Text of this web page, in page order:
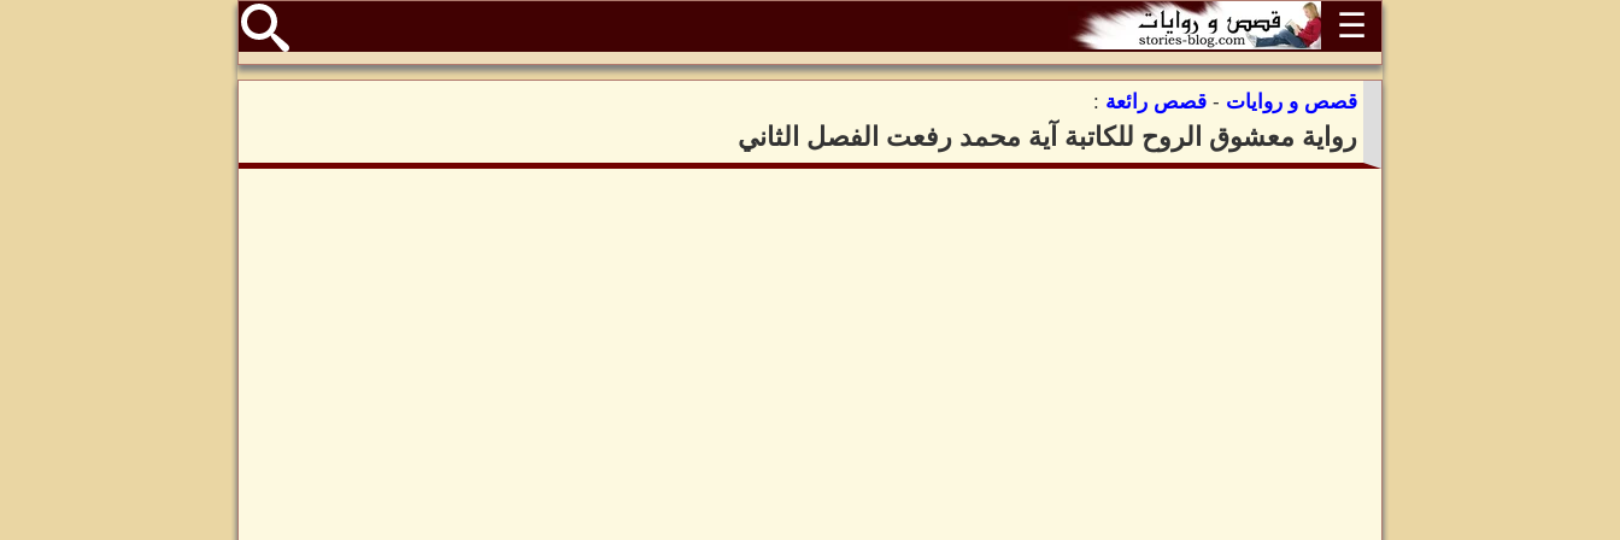
☰
قصص و روايات - قصص رائعة :
رواية معشوق الروح للكاتبة آية محمد رفعت الفصل الثاني